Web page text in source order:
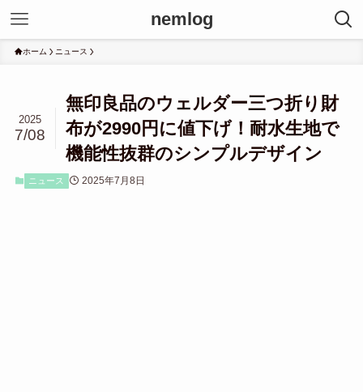
nemlog
ホーム ニュース
無印良品のウェルダー三つ折り財
布が2990円に値下げ！耐水生地で
機能性抜群のシンプルデザイン
2025
7/08
ニュース 2025年7月8日